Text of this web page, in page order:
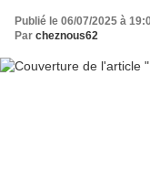
Publié le 06/07/2025 à
Par cheznous62